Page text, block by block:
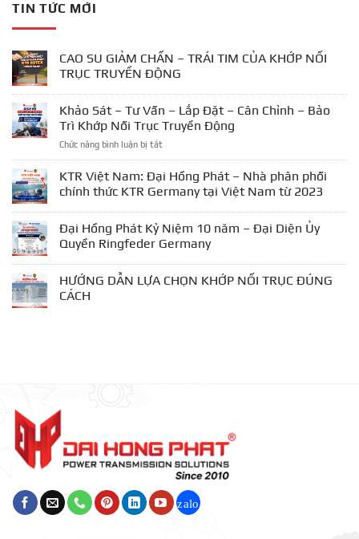
TIN TỨC MỚI
CAO SU GIẢM CHẤN – TRÁI TIM CỦA KHỚP NỐI
TRỤC TRUYỀN ĐỘNG
Khảo Sát – Tư Vấn – Lắp Đặt – Cân Chỉnh – Bảo
Trì Khớp Nối Trục Truyền Động
Chức năng bình luận bị tắtở
Sát
Tư
Vấn
–
Lắp
–
Cân
KTR Việt Nam: Đại Hồng Phát – Nhà phân phối
chính thức KTR Germany tại Việt Nam từ 2023
Đại Hồng Phát Kỷ Niệm 10 năm – Đại Diện Ủy
Quyền Ringfeder Germany
HƯỚNG DẪN LỰA CHỌN KHỚP NỐI TRỤC ĐÚNG
CÁCH